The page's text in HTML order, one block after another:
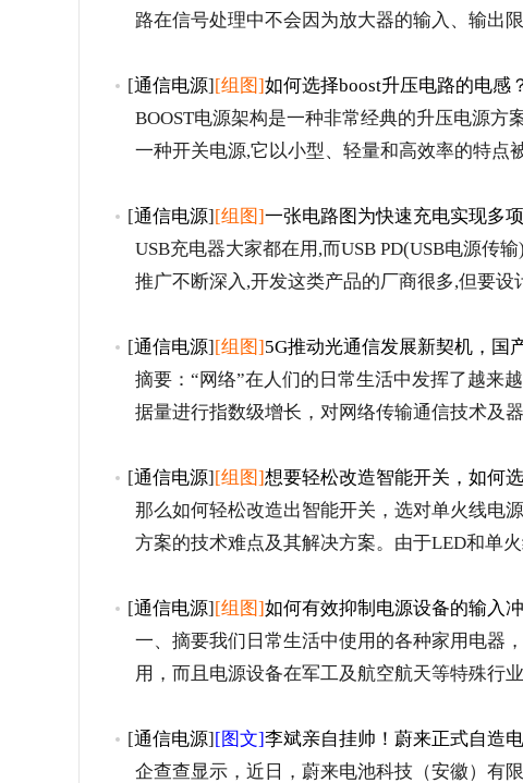
路在信号处理中不会因为放大器的输入、输
[通信电源][组图]如何选择boost升压电路的电感
BOOST电源架构是一种非常经典的升压电源
一种开关电源,它以小型、轻量和高效率的特
[通信电源][组图]一张电路图为快速充电实现多
USB充电器大家都在用,而USB PD(USB电源传
推广不断深入,开发这类产品的厂商很多,但要
[通信电源][组图]5G推动光通信发展新契机，国
摘要：“网络”在人们的日常生活中发挥了越来
据量进行指数级增长，对网络传输通信技术
[通信电源][组图]想要轻松改造智能开关，如何
那么如何轻松改造出智能开关，选对单火线电
方案的技术难点及其解决方案。由于LED和单
[通信电源][组图]如何有效抑制电源设备的输入
一、摘要我们日常生活中使用的各种家用电器
用，而且电源设备在军工及航空航天等特殊
[通信电源][图文]李斌亲自挂帅！蔚来正式自造电
企查查显示，近日，蔚来电池科技（安徽）有